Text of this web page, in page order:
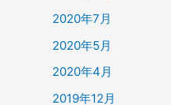
2020年7月
2020年5月
2020年4月
2019年12月